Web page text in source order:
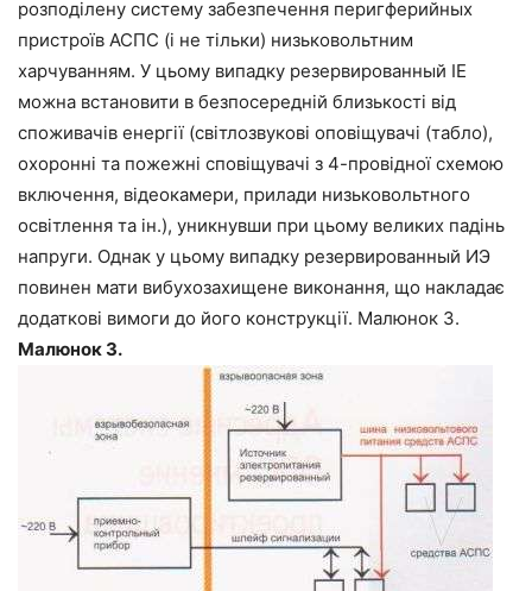
розподілену систему забезпечення перигферийных
пристроїв АСПС (і не тільки) низьковольтним
харчуванням. У цьому випадку резервированный ІЕ
можна встановити в безпосередній близькості від
споживачів енергії (світлозвукові оповіщувачі (табло),
охоронні та пожежні сповіщувачі з 4-провідної схемою
включення, відеокамери, прилади низьковольтного
освітлення та ін.), уникнувши при цьому великих падінь
напруги. Однак у цьому випадку резервированный ИЭ
повинен мати вибухозахищене виконання, що накладає
додаткові вимоги до його конструкції. Малюнок 3.
Малюнок 3.